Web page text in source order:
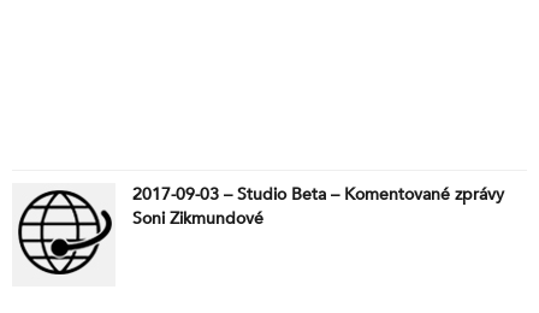
2017-09-03 – Studio Beta – Komentované zprávy
Soni Zikmundové